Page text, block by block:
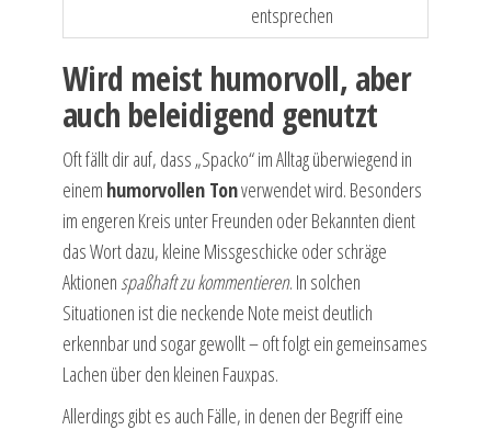
entsprechen
Wird meist humorvoll, aber
auch beleidigend genutzt
Oft fällt dir auf, dass „Spacko“ im Alltag überwiegend in
einem humorvollen Tonverwendet wird. Besonders
im engeren Kreis unter Freunden oder Bekannten dient
das Wort dazu, kleine Missgeschicke oder schräge
Aktionen spaßhaft zu kommentieren. In solchen
Situationen ist die neckende Note meist deutlich
erkennbar und sogar gewollt – oft folgt ein gemeinsames
Lachen über den kleinen Fauxpas.
Allerdings gibt es auch Fälle, in denen der Begriff eine